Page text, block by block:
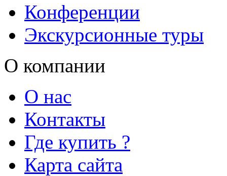
Конференции
Экскурсионные туры
О компании
О нас
Контакты
Где купить ?
Карта сайта